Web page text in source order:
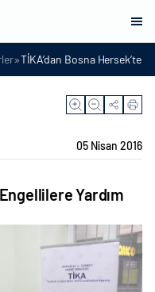
»TİKA’dan Bosna Hersek’teki
05 Nisan 2016
Yardım